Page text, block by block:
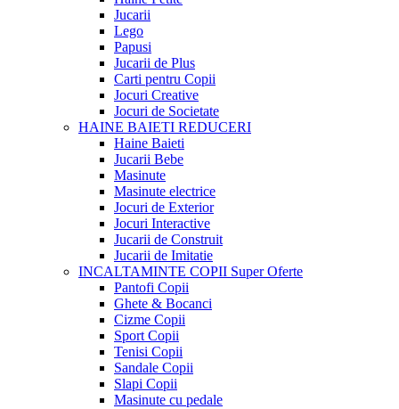
Jucarii
Lego
Papusi
Jucarii de Plus
Carti pentru Copii
Jocuri Creative
Jocuri de Societate
HAINE BAIETI REDUCERI
Haine Baieti
Jucarii Bebe
Masinute
Masinute electrice
Jocuri de Exterior
Jocuri Interactive
Jucarii de Construit
Jucarii de Imitatie
INCALTAMINTE COPII Super Oferte
Pantofi Copii
Ghete & Bocanci
Cizme Copii
Sport Copii
Tenisi Copii
Sandale Copii
Slapi Copii
Masinute cu pedale